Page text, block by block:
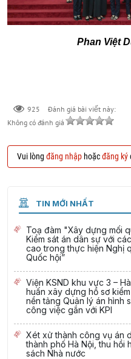
Phan Việt
925
Đánh giá bài viết này:
Không có đánh giá
Vui lòng đăng nhập hoặcđăng ký
TIN MỚI NHẤT
Toạ đàm "Xây dựng mối
Kiểm sát án dân sự với
cao trong thực hiện Nghị
Quốc hội”
Viện KSND khu vực 3 –
huấn xây dựng hồ sơ
nền tảng Quản lý án hình
công việc gắn với KPI
Xét xử thành công vụ án
thành phố Hà Nội, thu hồi
sách Nhà nước